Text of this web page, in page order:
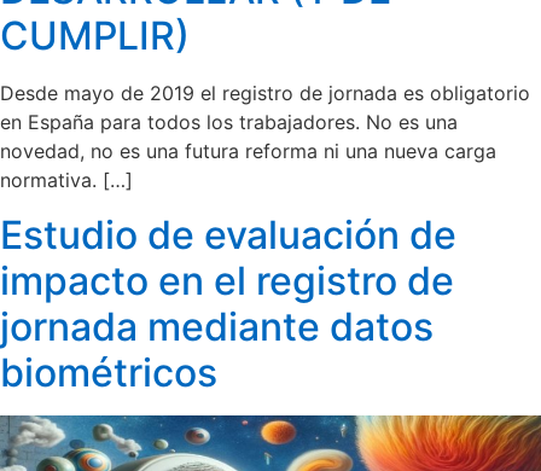
CUMPLIR)
Desde mayo de 2019 el registro de jornada es obligatorio
en España para todos los trabajadores. No es una
novedad, no es una futura reforma ni una nueva carga
normativa. […]
Estudio de evaluación de
impacto en el registro de
jornada mediante datos
biométricos